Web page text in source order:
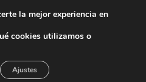
la mejor experiencia en
cookies utilizamos o
Ajustes